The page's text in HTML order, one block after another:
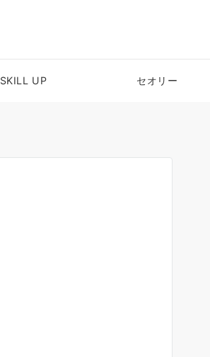
SKILL UP セオリー